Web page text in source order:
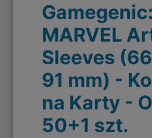
Gamegenic:
MARVEL
Sleeves
91 mm) -
na Karty -
50+1 szt.